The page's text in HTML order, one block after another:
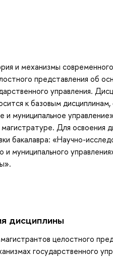
и механизмы
представления об
управления.
к базовым
и муниципальное
магистратуре. Для
бакалавра: «Научно-
и муниципального
дисциплины
целостного
государственного